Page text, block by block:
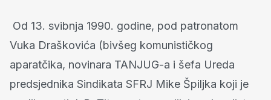
Od 13. svibnja 1990. godine, pod patronatom
Vuka Draškovića (bivšeg komunističkog
aparatčika, novinara TANJUG-a i šefa Ureda
predsjednika Sindikata SFRJ Mike Špiljka koji je